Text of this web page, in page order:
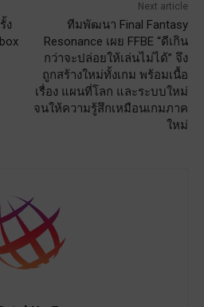
ง
Next article
ทีมพัฒนา Final Fantasy
Resonance เผย FFBE “ดีเกิน
กว่าจะปล่อยให้เล่นไม่ได้” จึง
ถูกสร้างใหม่ทั้งเกม พร้อมเนื้อ
เรื่อง แผนที่โลก และระบบใหม่
จนให้ความรู้สึกเหมือนเกมภาค
ใหม่